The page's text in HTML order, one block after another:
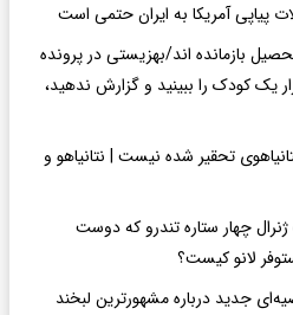
پیاپی آمریکا به ایران حتمی است
بازمانده اند/بهزیستی در پرونده
یک کودک را ببینید و گزارش ندهید،
تحقیر شده نیست | نتانیاهو و
چهار ستاره تندرو که دوست
لانو کیست؟
جدید درباره مشهورترین لبخند